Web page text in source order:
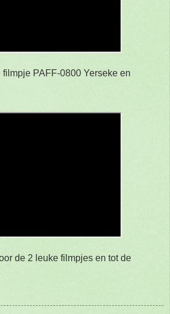
PAFF-0800 Yerseke en
de 2 leuke filmpjes en tot de